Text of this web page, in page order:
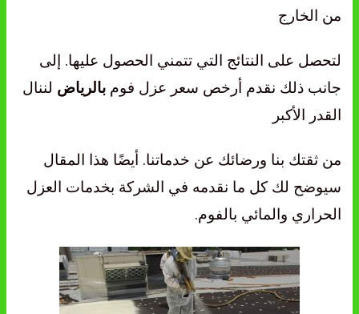
من الخارج
لتحصل على النتائج التي تتمني الحصول عليها. إلى
جانب ذلك نقدم أرخص سعر عزل فوم بالرياض لننال
القدر الأكبر
من ثقتك بنا ورضائك عن خدماتنا. أيضًا هذا المقال
سيوضح لك كل ما نقدمه في الشركة بخدمات العزل
الحراري والمائي بالفوم.